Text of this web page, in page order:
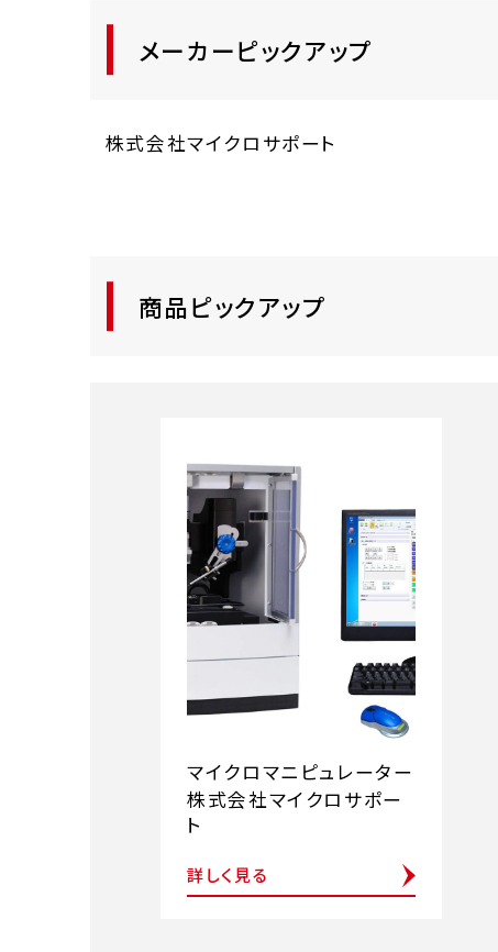
メーカーピックアップ
株式会社マイクロサポート
商品ピックアップ
マイクロマニピュレーター
株式会社マイクロサポー
ト
詳しく見る